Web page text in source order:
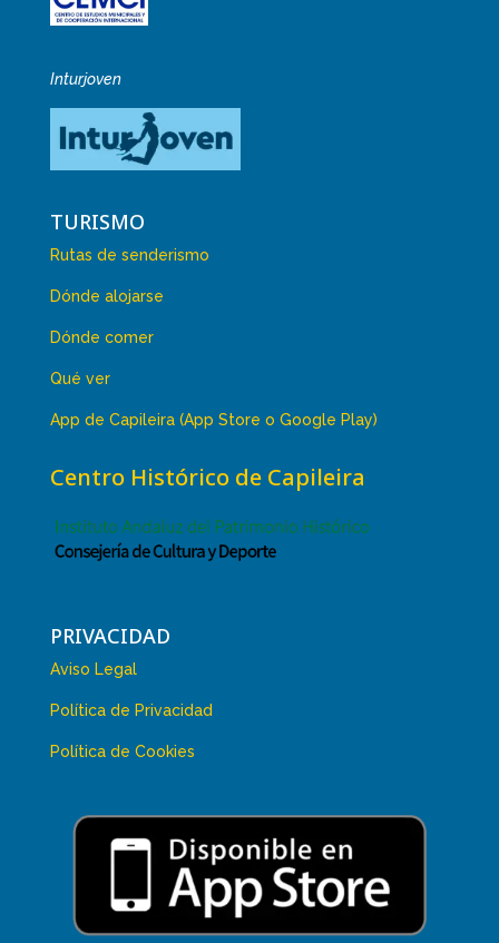
Inturjoven
TURISMO
Rutas de senderismo
Dónde alojarse
Dónde comer
Qué ver
App de Capileira (App Store o Google Play)
Centro Histórico de Capileira
PRIVACIDAD
Aviso Legal
Política de Privacidad
Política de Cookies